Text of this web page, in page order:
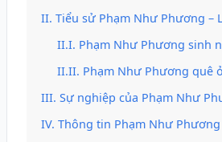
Tiểu sử Phạm Như Phương –
Phạm Như Phương sinh
Phạm Như Phương quê
Sự nghiệp của Phạm Như
Thông tin Phạm Như